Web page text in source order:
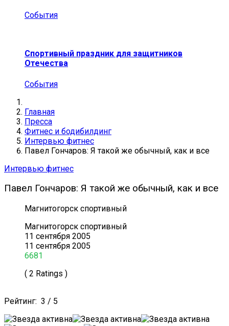
События
Спортивный праздник для защитников
Отечества
События
Главная
Пресса
Фитнес и бодибилдинг
Интервью фитнес
Павел Гончаров: Я такой же обычный, как и все
Интервью фитнес
Павел Гончаров: Я такой же обычный, как и все
Магнитогорск спортивный
Магнитогорск спортивный
11 сентября 2005
11 сентября 2005
6681
( 2 Ratings )
Рейтинг: 3 / 5